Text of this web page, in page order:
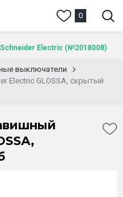
0
Electric (№2018008)
выключатели
Electric GLOSSA, скрытый